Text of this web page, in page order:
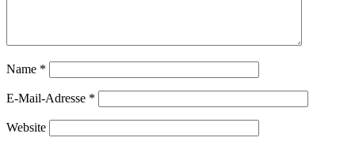
Name *
E-Mail-Adresse *
Website